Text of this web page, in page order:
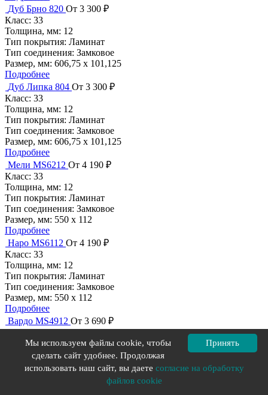
Дуб Брно 820 От 3 300 ₽
Класс: 33
Толщина, мм: 12
Тип покрытия: Ламинат
Тип соединения: Замковое
Размер, мм: 606,75 х 101,125
Подробнее
Дуб Липка 804 От 3 300 ₽
Класс: 33
Толщина, мм: 12
Тип покрытия: Ламинат
Тип соединения: Замковое
Размер, мм: 606,75 х 101,125
Подробнее
Мели MS6212 От 4 190 ₽
Класс: 33
Толщина, мм: 12
Тип покрытия: Ламинат
Тип соединения: Замковое
Размер, мм: 550 x 112
Подробнее
Наро MS6112 От 4 190 ₽
Класс: 33
Толщина, мм: 12
Тип покрытия: Ламинат
Тип соединения: Замковое
Размер, мм: 550 x 112
Подробнее
Вардо MS4912 От 3 690 ₽
Класс: 33
Толщина, мм: 12
Тип покрытия: Ламинат
Тип соединения: Замковое
Принять
Мы используем файлы cookie, чтобы
сделать сайт удобнее. Продолжая
использовать наш сайт, вы даете согласие на обработку
файлов cookie